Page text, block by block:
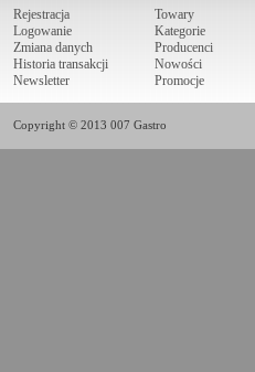
Rejestracja
Logowanie
Zmiana danych
Historia transakcji
Newsletter
Towary
Kategorie
Producenci
Nowości
Promocje
Copyright © 2013 007 Gastro